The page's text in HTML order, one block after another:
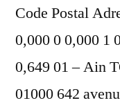
Code Postal
0,000 0 0,000 1
0,649 01 – Ain
01000 642